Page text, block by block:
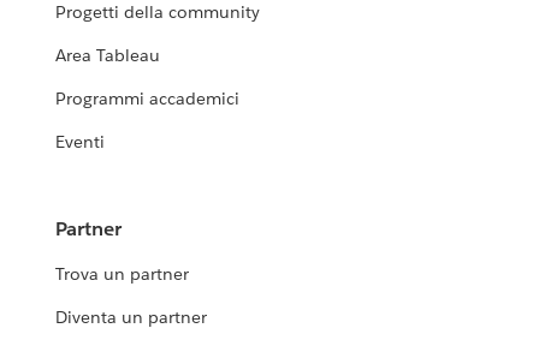
Progetti della community
Area Tableau
Programmi accademici
Eventi
Partner
Trova un partner
Diventa un partner